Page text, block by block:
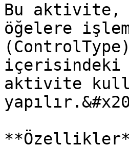
Bu aktivite,
öğelere
içerisindeki
aktivite